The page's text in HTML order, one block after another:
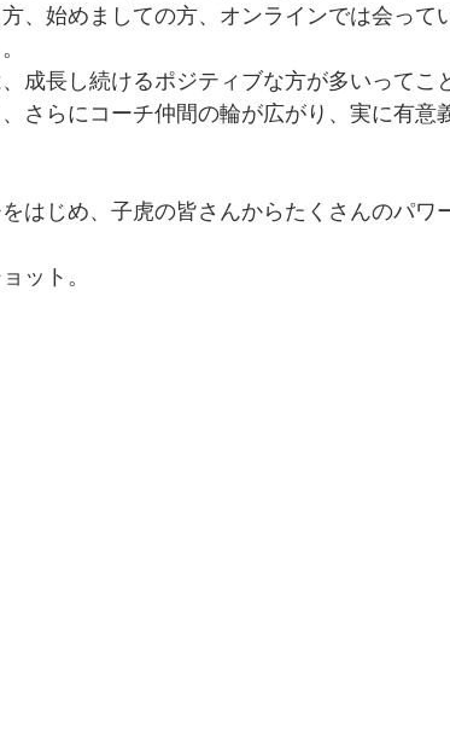
、始めましての方、オンラインでは会って
成長し続けるポジティブな方が多いってこ
さらにコーチ仲間の輪が広がり、実に有意
はじめ、子虎の皆さんからたくさんのパワ
ット。